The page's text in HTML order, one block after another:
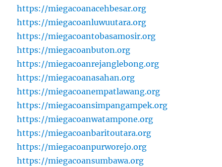
https://miegacoanacehbesar.org
https://miegacoanluwuutara.org
https://miegacoantobasamosir.org
https://miegacoanbuton.org
https://miegacoanrejanglebong.org
https://miegacoanasahan.org
https://miegacoanempatlawang.org
https://miegacoansimpangampek.org
https://miegacoanwatampone.org
https://miegacoanbaritoutara.org
https://miegacoanpurworejo.org
https://miegacoansumbawa.org